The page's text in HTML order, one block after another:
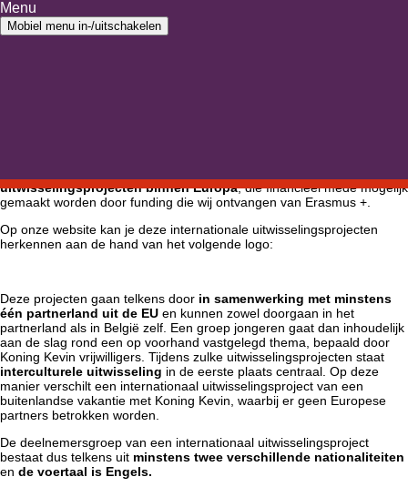
Ga naar inhoud
Menu
Mobiel menu in-/uitschakelen
uitwisselingsprojecten binnen Europa, die financieel mede mogelijk
gemaakt worden door funding die wij ontvangen van Erasmus +.
Op onze website kan je deze internationale uitwisselingsprojecten
herkennen aan de hand van het volgende logo:
Deze projecten gaan telkens door in samenwerking met minstens
één partnerland uit de EU en kunnen zowel doorgaan in het
partnerland als in België zelf. Een groep jongeren gaat dan inhoudelijk
aan de slag rond een op voorhand vastgelegd thema, bepaald door
Koning Kevin vrijwilligers. Tijdens zulke uitwisselingsprojecten staat
interculturele uitwisseling in de eerste plaats centraal. Op deze
manier verschilt een internationaal uitwisselingsproject van een
buitenlandse vakantie met Koning Kevin, waarbij er geen Europese
partners betrokken worden.
De deelnemersgroep van een internationaal uitwisselingsproject
bestaat dus telkens uit minstens twee verschillende nationaliteiten
en de voertaal is Engels.